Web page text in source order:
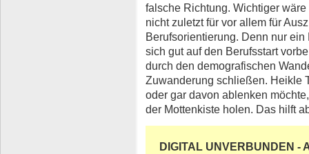
falsche Richtung. Wichtiger
nicht zuletzt für vor allem für
Berufsorientierung. Denn nur
sich gut auf den Berufsstart
durch den demografischen
Zuwanderung schließen. Heikle
oder gar davon ablenken
der Mottenkiste holen. Das hilft
DIGITAL UNVERBUNDEN -